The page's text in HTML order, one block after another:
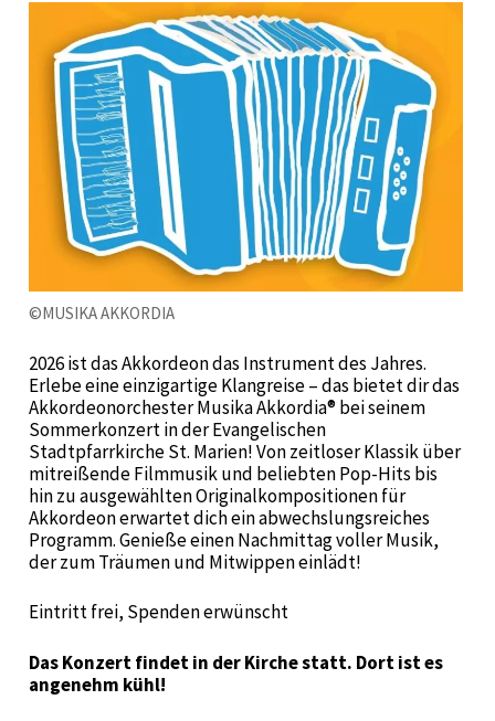
©MUSIKA AKKORDIA
2026 ist das Akkordeon das Instrument des Jahres.
Erlebe eine einzigartige Klangreise – das bietet dir das
AkkordeonorchesterMusika Akkordia® bei seinem
Sommerkonzert in der Evangelischen
Stadtpfarrkirche St. Marien! Von zeitloser Klassik über
mitreißende Filmmusik und beliebten Pop-Hits bis
hin zu ausgewählten Originalkompositionen für
Akkordeon erwartet dich ein abwechslungsreiches
Programm. Genieße einen Nachmittag voller Musik,
der zum Träumen und Mitwippen einlädt!
Eintritt frei, Spenden erwünscht
Das Konzert findet in der Kirche statt. Dort ist es
angenehm kühl!